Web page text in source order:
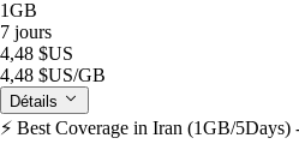
1GB
7 jours
4,48 $US
4,48 $US/GB
Détails
⚡️ Best Coverage in Iran (1GB/5Days)